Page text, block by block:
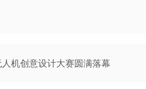
机创意设计大赛圆满落幕